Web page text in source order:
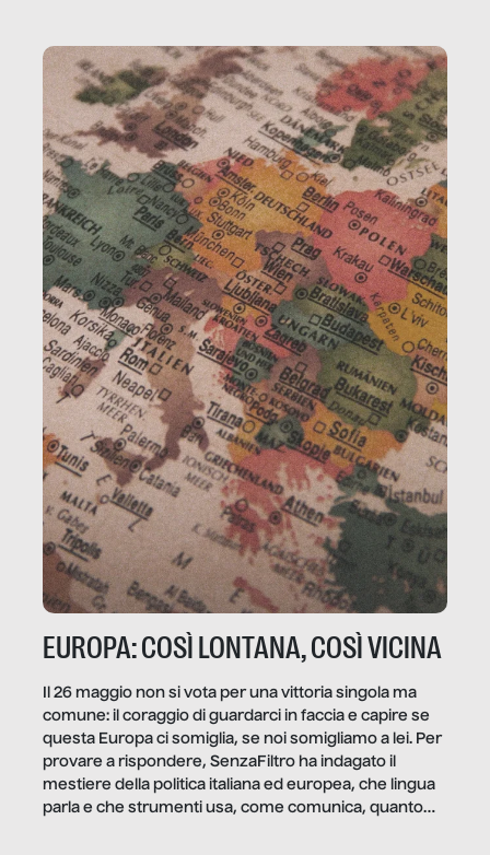
EUROPA: COSÌ LONTANA, COSÌ VICINA
Il 26 maggio non si vota per una vittoria singola ma
comune: il coraggio di guardarci in faccia e capire se
questa Europa ci somiglia, se noi somigliamo a lei. Per
provare a rispondere, SenzaFiltro ha indagato il
mestiere della politica italiana ed europea, che lingua
parla e che strumenti usa, come comunica, quanto